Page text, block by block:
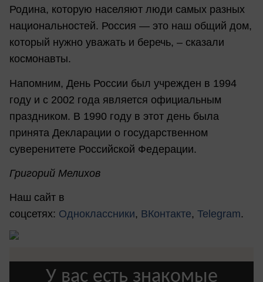
Родина, которую населяют люди самых разных
национальностей. Россия — это наш общий дом,
который нужно уважать и беречь, – сказали
космонавты.
Напомним, День России был учрежден в 1994
году и с 2002 года является официальным
праздником. В 1990 году в этот день была
принята Декларации о государственном
суверенитете Российской Федерации.
Григорий Мелихов
Наш сайт в
соцсетях: Одноклассники, ВКонтакте, Telegram.